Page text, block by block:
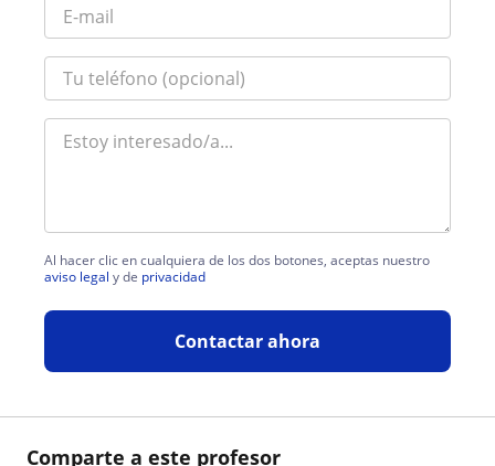
Comparte a este profesor
Al hacer clic en cualquiera de los dos botones, aceptas nuestro
aviso legal y de privacidad
Contactar ahora